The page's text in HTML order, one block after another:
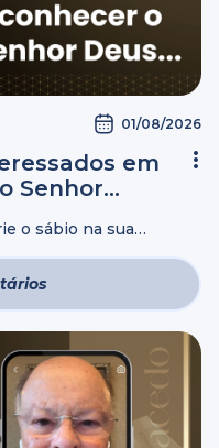
01/08/2026
em
Senhor
o sábio na sua
o ...